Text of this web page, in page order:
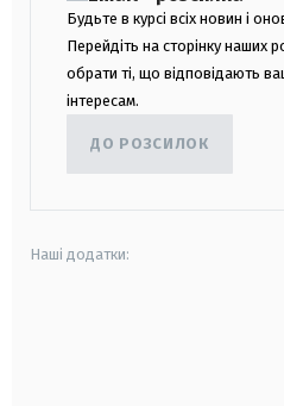
Будьте в курсі всіх новин і
Перейдіть на сторінку наших
обрати ті, що відповідають
інтересам.
ДО РОЗСИЛОК
Наші додатки: